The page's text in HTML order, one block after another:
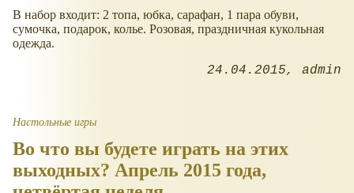
В набор входит: 2 топа, юбка, сарафан, 1 пара обуви,
сумочка, подарок, колье. Розовая, праздничная кукольная
одежда.
24.04.2015 admin
Настольные игры
Во что вы будете играть на этих
выходных? Апрель 2015 года,